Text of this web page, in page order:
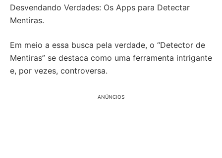
Desvendando Verdades: Os Apps para Detectar
Mentiras.
Em meio a essa busca pela verdade, o “Detector de
Mentiras” se destaca como uma ferramenta intrigante
e, por vezes, controversa.
ANÚNCIOS